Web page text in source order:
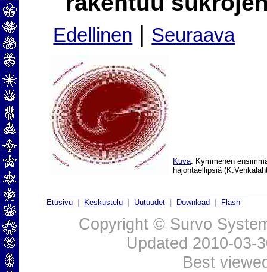
Edellinen | Seuraava
Kuva: Kymmenen
hajontaellipsiä
Etusivu | Keskustelu | Uutuudet | Download | Flash
Copyright © Survo
Updated 2010-03-
Best